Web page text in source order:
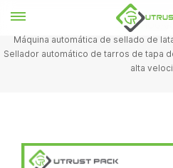
HOGAR
Máquina automática de sellado de
Sellador automático de tarros de tapa
alta